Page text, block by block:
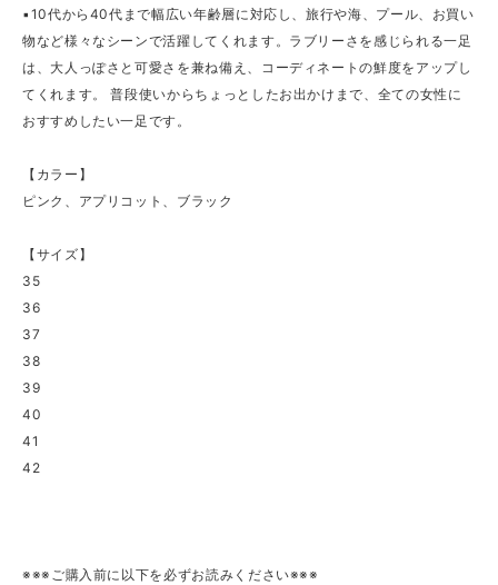
▪10代から40代まで幅広い年齢層に対応し、旅行や海、プール、お買い
物など様々なシーンで活躍してくれます。ラブリーさを感じられる一足
は、大人っぽさと可愛さを兼ね備え、コーディネートの鮮度をアップし
てくれます。 普段使いからちょっとしたお出かけまで、全ての女性に
おすすめしたい一足です。
【カラー】
ピンク、アプリコット、ブラック
【サイズ】
35
36
37
38
39
40
41
42
※※※ご購入前に以下を必ずお読みください※※※